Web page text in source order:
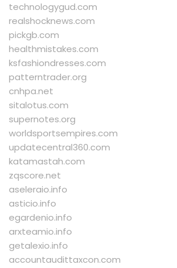
technologygud.com
realshocknews.com
pickgb.com
healthmistakes.com
ksfashiondresses.com
patterntrader.org
cnhpa.net
sitalotus.com
supernotes.org
worldsportsempires.com
updatecentral360.com
katamastah.com
zqscore.net
aseleraio.info
asticio.info
egardenio.info
arxteamio.info
getalexio.info
accountaudittaxcon.com